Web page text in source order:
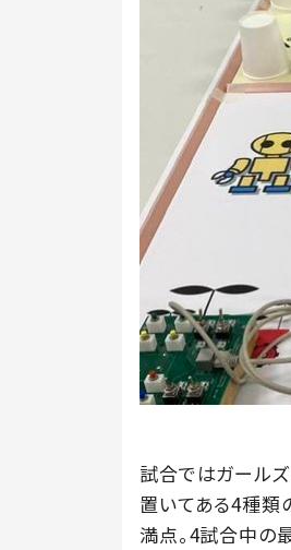
試合ではガールズ
置いてある4種類
満点。4試合中の